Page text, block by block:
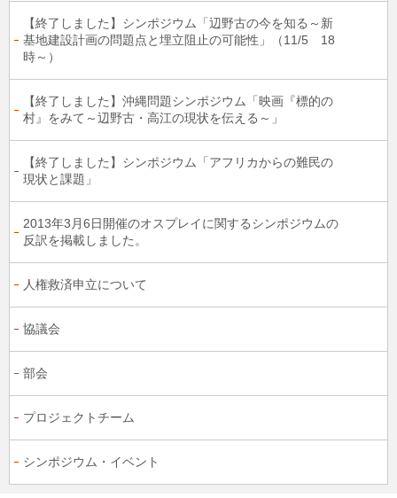
【終了しました】シンポジウム「辺野古の今を知る～新
基地建設計画の問題点と埋立阻止の可能性」（11/5 18
時～）
【終了しました】沖縄問題シンポジウム「映画『標的の
村』をみて～辺野古・高江の現状を伝える～」
【終了しました】シンポジウム「アフリカからの難民の
現状と課題」
2013年3月6日開催のオスプレイに関するシンポジウムの
反訳を掲載しました。
人権救済申立について
協議会
部会
プロジェクトチーム
シンポジウム・イベント